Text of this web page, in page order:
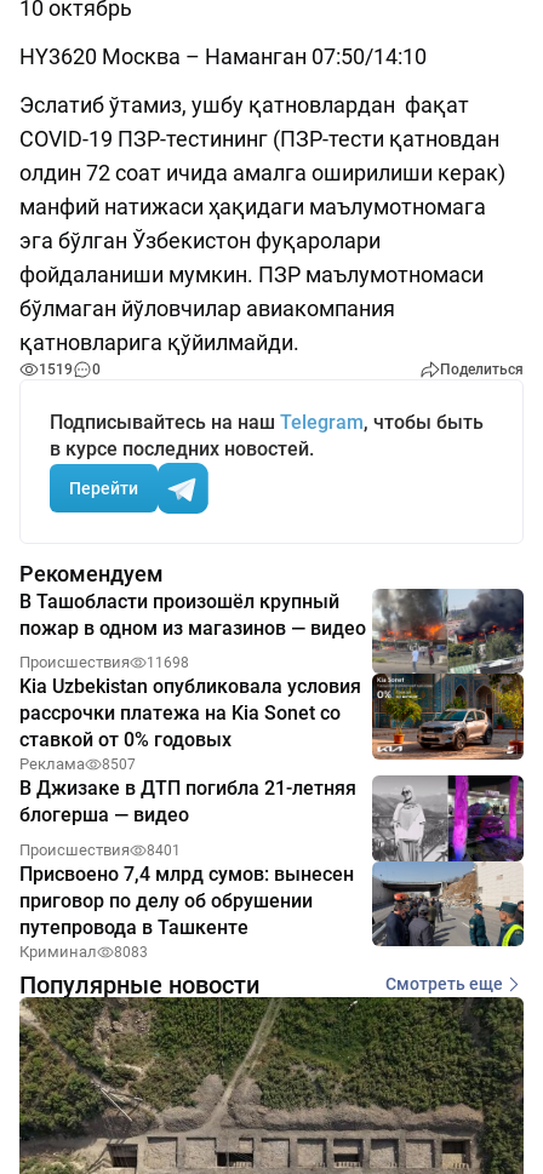
10 октябрь
HY3620 Москва – Наманган 07:50/14:10
Эслатиб ўтамиз, ушбу қатновлардан фақат
COVID-19 ПЗР-тестининг (ПЗР-тести қатновдан
олдин 72 соат ичида амалга оширилиши керак)
манфий натижаси ҳақидаги маълумотномага
эга бўлган Ўзбекистон фуқаролари
фойдаланиши мумкин. ПЗР маълумотномаси
бўлмаган йўловчилар авиакомпания
қатновларига қўйилмайди.
1519 0 Поделиться
Подписывайтесь на наш Telegram, чтобы быть
в курсе последних новостей.
Перейти
Рекомендуем
В Ташобласти произошёл крупный
пожар в одном из магазинов — видео
Происшествия 11698
Kia Uzbekistan опубликовала условия
рассрочки платежа на Kia Sonet со
ставкой от 0% годовых
Реклама 8507
В Джизаке в ДТП погибла 21-летняя
блогерша — видео
Происшествия 8401
Присвоено 7,4 млрд сумов: вынесен
приговор по делу об обрушении
путепровода в Ташкенте
Криминал 8083
Популярные новости Смотреть еще